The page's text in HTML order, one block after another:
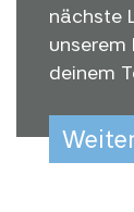
nächste
deinem